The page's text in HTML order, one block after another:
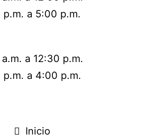
p.m. a 5:00 p.m.
a 12:30 p.m.
p.m. a 4:00 p.m.
Inicio